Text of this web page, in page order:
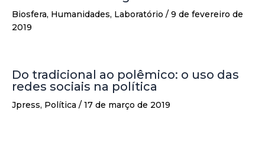
Biosfera, Humanidades, Laboratório / 9 de fevereiro de
2019
Do tradicional ao polêmico: o uso das
redes sociais na política
Jpress, Política / 17 de março de 2019